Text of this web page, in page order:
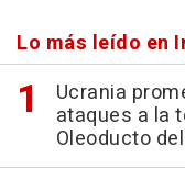
Lo más leído en
Ucrania
ataques a la
Oleoducto